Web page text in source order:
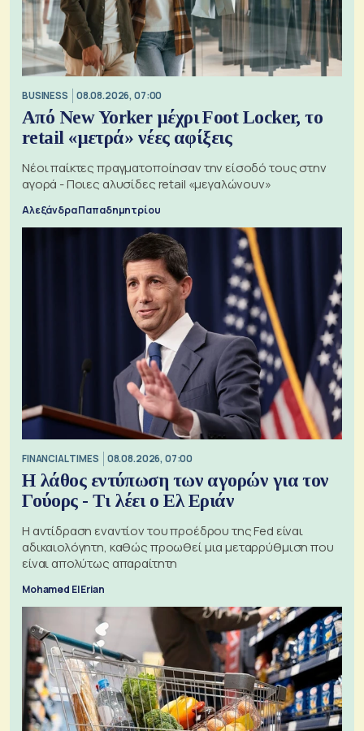
BUSINESS 08.08.2026, 07:00
Από New Yorker μέχρι Foot Locker, το
retail «μετρά» νέες αφίξεις
Νέοι παίκτες πραγματοποίησαν την είσοδό τους στην
αγορά - Ποιες αλυσίδες retail «μεγαλώνουν»
Αλεξάνδρα Παπαδημητρίου
FINANCIAL TIMES 08.08.2026, 07:00
Η λάθος εντύπωση των αγορών για τον
Γούορς - Τι λέει ο Ελ Εριάν
Η αντίδραση εναντίον του προέδρου της Fed είναι
αδικαιολόγητη, καθώς προωθεί μια μεταρρύθμιση που
είναι απολύτως απαραίτητη
Mohamed El Erian